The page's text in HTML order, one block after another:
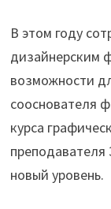
В этом году
дизайнерским
возможности
сооснователя
курса
новый уровень.